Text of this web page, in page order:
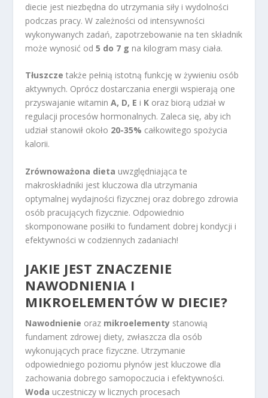
diecie jest niezbędna do utrzymania siły i wydolności
podczas pracy. W zależności od intensywności
wykonywanych zadań, zapotrzebowanie na ten składnik
może wynosić od5 do 7 g na kilogram masy ciała.
Tłuszcze także pełnią istotną funkcję w żywieniu osób
aktywnych. Oprócz dostarczania energii wspierają one
przyswajanie witaminA, D, E i K oraz biorą udział w
regulacji procesów hormonalnych. Zaleca się, aby ich
udział stanowił około 20-35% całkowitego spożycia
kalorii.
Zrównoważona dieta uwzględniająca te
makroskładniki jest kluczowa dla utrzymania
optymalnej wydajności fizycznej oraz dobrego zdrowia
osób pracujących fizycznie. Odpowiednio
skomponowane posiłki to fundament dobrej kondycji i
efektywności w codziennych zadaniach!
JAKIE JEST ZNACZENIE
NAWODNIENIA I
MIKROELEMENTÓW W DIECIE?
Nawodnienie oraz mikroelementy stanowią
fundament zdrowej diety, zwłaszcza dla osób
wykonujących prace fizyczne. Utrzymanie
odpowiedniego poziomu płynów jest kluczowe dla
zachowania dobrego samopoczucia i efektywności.
Woda uczestniczy w licznych procesach